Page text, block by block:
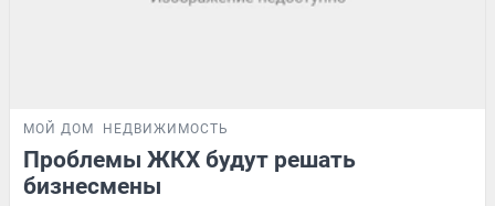
МОЙ ДОМ НЕДВИЖИМОСТЬ
Проблемы ЖКХ будут решать
бизнесмены